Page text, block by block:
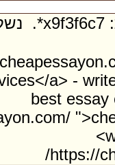
a> -
best
https://